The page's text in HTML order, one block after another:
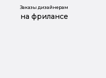
Заказы дизайнерам
на фрилансе